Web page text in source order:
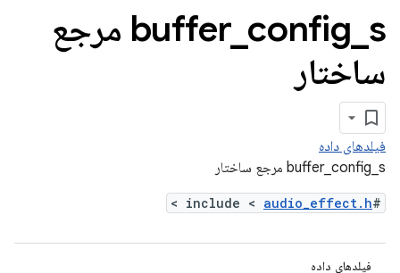
buffer_ config
s مرجع
ساختار
فیلدهای داده
buffer_config_s مرجع ساختار
#include <
audio_effect.h
>
فیلدهای داده